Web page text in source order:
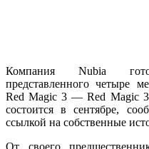
Компания Nubia
представленного четыре
Red Magic 3 — Red Magic
состоится в сентябре,
ссылкой на собственные
От своего